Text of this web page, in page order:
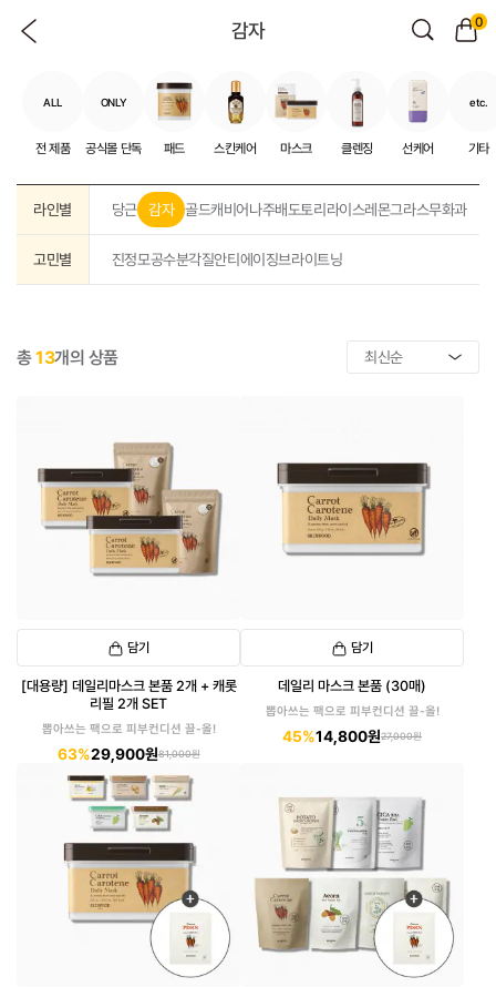
감자 0
ALL
전 제품
ONLY
공식몰 단독 패드 스킨케어 마스크 클렌징 선케어
etc.
기타
라인별 당근 감자 골드캐비어나주배도토리 라이스레몬그라스무화과
고민별 진정모공수분각질안티에이징브라이트닝
총13개의 상품
담기
[대용량] 데일리마스크 본품 2개 + 캐롯
리필 2개 SET
뽑아쓰는 팩으로 피부컨디션 끌-올!
63%29,900원81,000원
담기
데일리 마스크 본품 (30매)
뽑아쓰는 팩으로 피부컨디션 끌-올!
45%14,800원27,000원